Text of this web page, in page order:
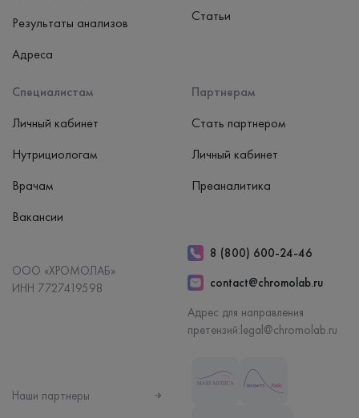
Результаты анализов
Адреса
Специалистам
Личный кабинет
Нутрициологам
Врачам
Вакансии
Партнерам
Стать партнером
Личный кабинет
Преаналитика
Статьи
ООО «ХРОМОЛАБ»
ИНН 7727419598
8 (800) 600-24-46
contact@chromolab.ru
Адрес для направления
претензий:legal@chromolab.ru
Наши партнеры